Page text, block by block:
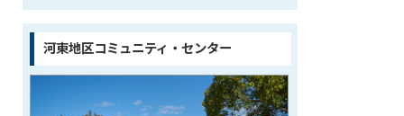
河東地区コミュニティ・センター